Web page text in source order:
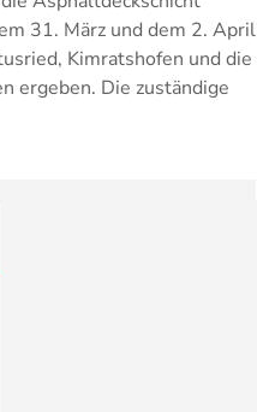
31. März und dem 2. April
Kimratshofen und die
ergeben. Die zuständige